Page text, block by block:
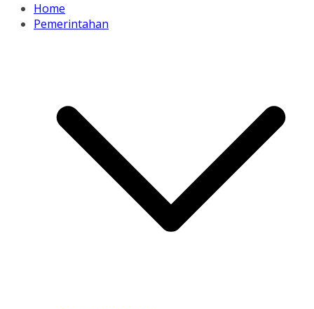
Home
Pemerintahan